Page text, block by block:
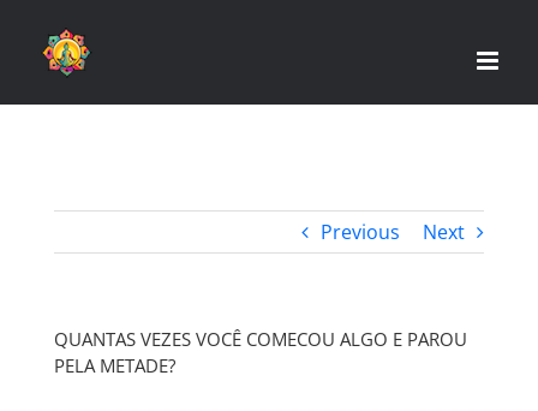
Previous Next
QUANTAS VEZES VOCÊ COMECOU ALGO E PAROU
PELA METADE?